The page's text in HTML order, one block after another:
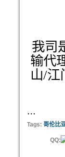
我司
输代
山/江
...
Tags: 哥伦比
QQ: